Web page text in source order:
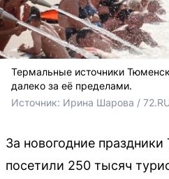
Термальные источники
далеко за её пределами.
Источник: Ирина Шарова / 72.RU
За новогодние
посетили 250 тысяч